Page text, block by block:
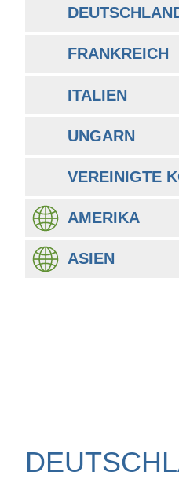
FRANKREICH
ITALIEN
UNGARN
VEREINIGTE
AMERIKA
ASIEN